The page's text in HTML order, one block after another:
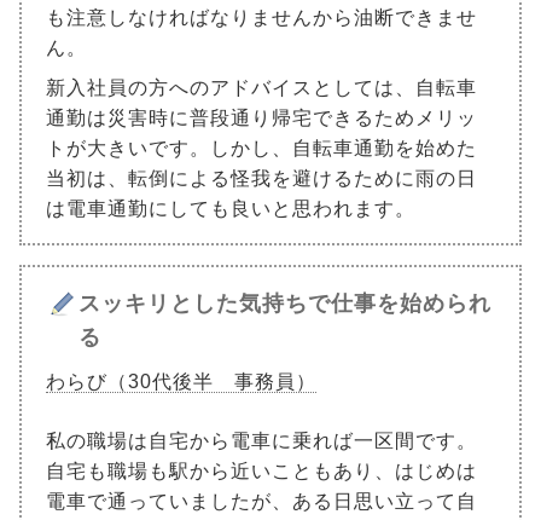
も注意しなければなりませんから油断できませ
ん。
新入社員の方へのアドバイスとしては、自転車
通勤は災害時に普段通り帰宅できるためメリッ
トが大きいです。しかし、自転車通勤を始めた
当初は、転倒による怪我を避けるために雨の日
は電車通勤にしても良いと思われます。
スッキリとした気持ちで仕事を始められ
る
わらび（30代後半 事務員）
私の職場は自宅から電車に乗れば一区間です。
自宅も職場も駅から近いこともあり、はじめは
電車で通っていましたが、ある日思い立って自